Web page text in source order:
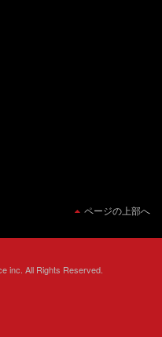
ページの上部へ
inc. All Rights Reserved.